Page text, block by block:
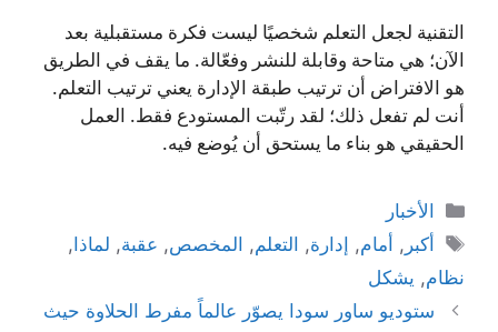
التقنية لجعل التعلم شخصيًا ليست فكرة مستقبلية بعد
الآن؛ هي متاحة وقابلة للنشر وفعّالة. ما يقف في الطريق
هو الافتراض أن ترتيب طبقة الإدارة يعني ترتيب التعلم.
أنت لم تفعل ذلك؛ لقد رتّبت المستودع فقط. العمل
الحقيقي هو بناء ما يستحق أن يُوضع فيه.
التصنيفات
الأخبار
الوسوم
أكبر , أمام, إدارة, التعلم, المخصص, عقبة, لماذا ,
نظام, يشكل
ستوديو ساور سودا يصوّر عالماً مفرط الحلاوة حيث